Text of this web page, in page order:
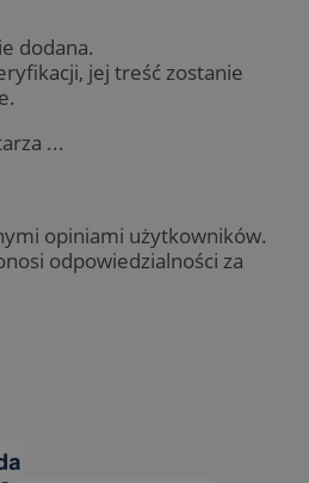
dodana.
jej treść zostanie
...
opiniami użytkowników.
odpowiedzialności za